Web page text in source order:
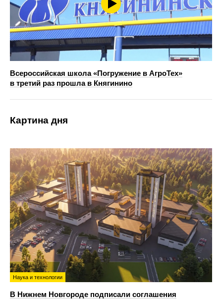
Всероссийская школа «Погружение в АгроТех»
в третий раз прошла в Княгинино
Картина дня
Наука и технологии
В Нижнем Новгороде подписали соглашения